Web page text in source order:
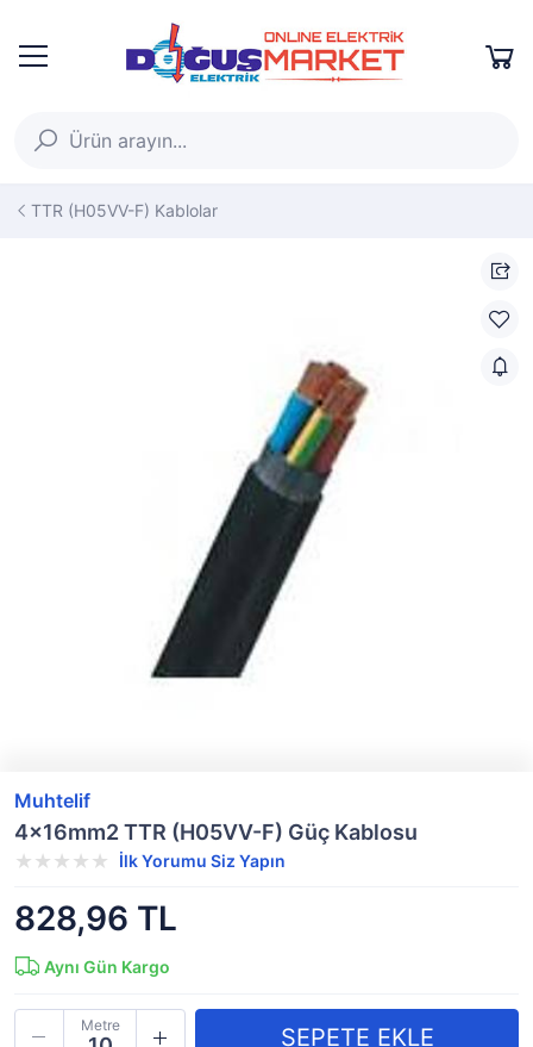
TTR (H05VV-F) Kablolar
Muhtelif
4x16mm2 TTR (H05VV-F) Güç Kablosu
İlk Yorumu Siz Yapın
828,96 TL
Aynı Gün Kargo
Metre